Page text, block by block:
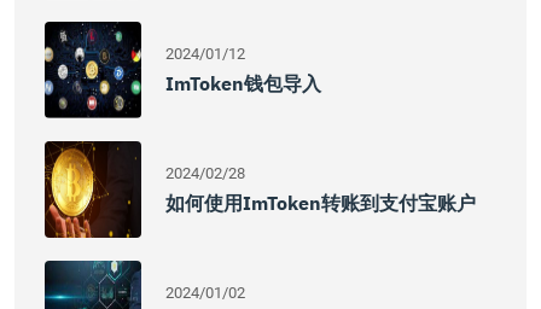
2024/01/12
ImToken钱包导入
2024/02/28
如何使用imToken转账到支付宝账户
2024/01/02